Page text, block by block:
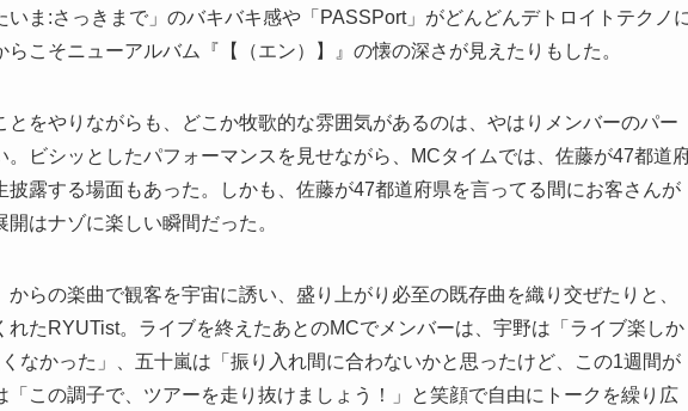
いま:さっきまで」のバキバキ感や「PASSPort」がどんどんデトロイトテクノ
こそニューアルバム『【（エン）】』の懐の深さが見えたりもした。
をやりながらも、どこか牧歌的な雰囲気があるのは、やはりメンバーのパー
。ビシッとしたパフォーマンスを見せながら、MCタイムでは、佐藤が47都道
披露する場面もあった。しかも、佐藤が47都道府県を言ってる間にお客さんが
はナゾに楽しい瞬間だった。
らの楽曲で観客を宇宙に誘い、盛り上がり必至の既存曲を織り交ぜたりと、
れたRYUTist。ライブを終えたあとのMCでメンバーは、宇野は「ライブ楽しか
なかった」、五十嵐は「振り入れ間に合わないかと思ったけど、この1週間が
「この調子で、ツアーを走り抜けましょう！」と笑顔で自由にトークを繰り広